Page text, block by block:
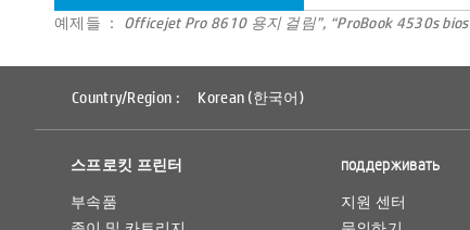
예제들 ： Officejet Pro 8610 용지 걸림”, “ProBook 4530s bios
Country/Region : Korean (한국어)
스프로킷 프린터
부속품
поддерживать
지원 센터